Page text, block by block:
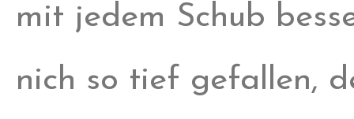
mit jedem Schub
nich so tief gefallen,